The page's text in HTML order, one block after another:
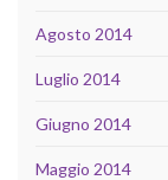
Agosto 2014
Luglio 2014
Giugno 2014
Maggio 2014